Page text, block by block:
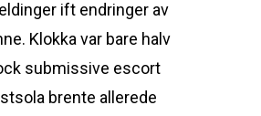
ift endringer av
Klokka var bare halv
submissive escort
brente allerede